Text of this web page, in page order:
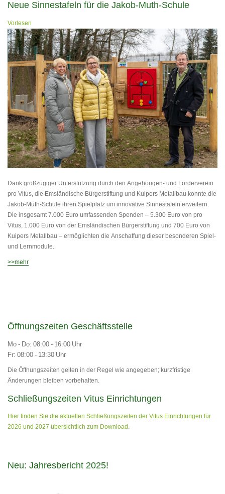
Neue Sinnestafeln für die Jakob-Muth-Schule
Vorlesen
Dank großzügiger Unterstützung durch den Angehörigen- und Förderverein
pro Vitus, die Emsländische Bürgerstiftung und Kuipers Metallbau konnte die
Jakob-Muth-Schule ihren Spielplatz um innovative Sinnestafeln erweitern.
Die insgesamt 7.000 Euro umfassenden Spenden – 5.300 Euro von pro
Vitus, 1.000 Euro von der Emsländischen Bürgerstiftung und 700 Euro von
Kuipers Metallbau – ermöglichten die Anschaffung dieser besonderen Spiel-
und Lernmodule.
>>mehr
Öffnungszeiten Geschäftsstelle
Mo - Do: 08:00 - 16:00 Uhr
Fr: 08:00 - 13:30 Uhr
Die Öffnungszeiten gelten in der Regel wie angegeben; kurzfristige
Änderungen bleiben vorbehalten.
Schließungszeiten Vitus Einrichtungen
Hier finden Sie die aktuellen Schließungszeiten der Vitus Einrichtungen für
2026 und 2027 übersichtlich zum Download.
Neu: Jahresbericht 2025!